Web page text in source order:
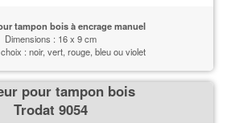
tampon bois à encrage manuel
Dimensions : 16 x 9 cm
: noir, vert, rouge, bleu ou violet
pour tampon bois
Trodat 9054